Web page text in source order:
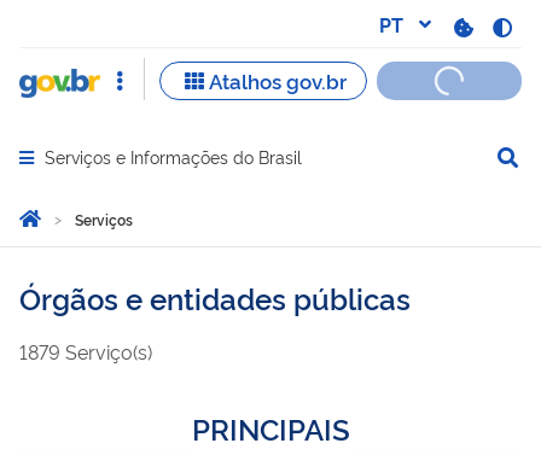
Abrir menu principal de navegação
Serviços e Informações do Brasil
Você está aqui:
Página Inicial
Serviços
Órgãos e entidades públicas
1879 Serviço(s)
PRINCIPAIS